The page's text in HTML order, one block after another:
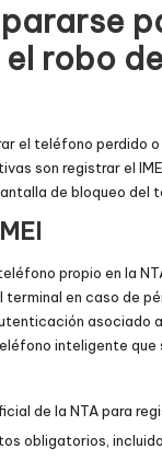
robo de
el teléfono perdido o
son registrar el
de bloqueo del
propio en la
en caso de
asociado
inteligente que
de la NTA para
obligatorios, incluido